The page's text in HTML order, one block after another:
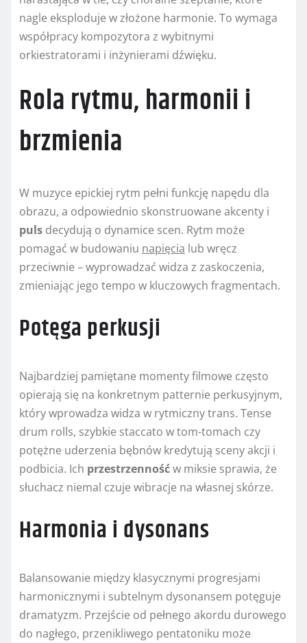
nagle eksploduje w złożone harmonie. To wymaga
współpracy kompozytora z wybitnymi
orkiestratorami i inżynierami dźwięku.
Rola rytmu, harmonii i
brzmienia
W muzyce epickiej rytm pełni funkcję napędu dla
obrazu, a odpowiednio skonstruowane akcenty i
puls decydują o dynamice scen. Rytm może
pomagać w budowaniu napięcia lub wręcz
przeciwnie – wyprowadzać widza z zaskoczenia,
zmieniając jego tempo w kluczowych fragmentach.
Potęga perkusji
Najbardziej pamiętane momenty filmowe często
opierają się na konkretnym patternie perkusyjnym,
który wprowadza widza w rytmiczny trans. Tense
drum rolls, szybkie staccato w tom-tomach czy
potężne uderzenia bębnów kredytują sceny akcji i
podbicia. Ich przestrzennośćw miksie sprawia, że
słuchacz niemal czuje wibracje na własnej skórze.
Harmonia i dysonans
Balansowanie między klasycznymi progresjami
harmonicznymi i subtelnym dysonansem potęguje
dramatyzm. Przejście od pełnego akordu durowego
do nagłego, przenikliwego pentatoniku może